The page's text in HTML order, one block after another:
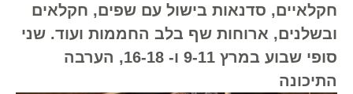
חקלאיים, סדנאות בישול עם שפים, חקלאים
ובשלנים, ארוחות שף בלב החממות ועוד. שני
סופי שבוע במרץ 9-11 ו- 16-18, הערבה
התיכונה